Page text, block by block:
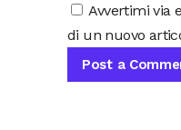
Avvertimi via
di un nuovo